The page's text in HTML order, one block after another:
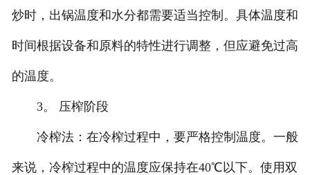
炒时，出锅温度和水分都需要适当控制。具体温度和
时间根据设备和原料的特性进行调整，但应避免过高
的温度。
3。 压榨阶段
冷榨法：在冷榨过程中，要严格控制温度。一般
来说，冷榨过程中的温度应保持在40℃以下。使用双